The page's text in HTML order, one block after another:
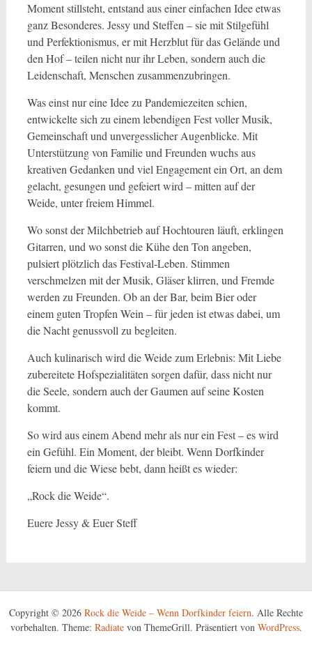
Moment stillsteht, entstand aus einer einfachen Idee etwas
ganz Besonderes. Jessy und Steffen – sie mit Stilgefühl
und Perfektionismus, er mit Herzblut für das Gelände und
den Hof – teilen nicht nur ihr Leben, sondern auch die
Leidenschaft, Menschen zusammenzubringen.
Was einst nur eine Idee zu Pandemiezeiten schien,
entwickelte sich zu einem lebendigen Fest voller Musik,
Gemeinschaft und unvergesslicher Augenblicke. Mit
Unterstützung von Familie und Freunden wuchs aus
kreativen Gedanken und viel Engagement ein Ort, an dem
gelacht, gesungen und gefeiert wird – mitten auf der
Weide, unter freiem Himmel.
Wo sonst der Milchbetrieb auf Hochtouren läuft, erklingen
Gitarren, und wo sonst die Kühe den Ton angeben,
pulsiert plötzlich das Festival-Leben. Stimmen
verschmelzen mit der Musik, Gläser klirren, und Fremde
werden zu Freunden. Ob an der Bar, beim Bier oder
einem guten Tropfen Wein – für jeden ist etwas dabei, um
die Nacht genussvoll zu begleiten.
Auch kulinarisch wird die Weide zum Erlebnis: Mit Liebe
zubereitete Hofspezialitäten sorgen dafür, dass nicht nur
die Seele, sondern auch der Gaumen auf seine Kosten
kommt.
So wird aus einem Abend mehr als nur ein Fest – es wird
ein Gefühl. Ein Moment, der bleibt. Wenn Dorfkinder
feiern und die Wiese bebt, dann heißt es wieder:
„Rock die Weide“.
Euere Jessy & Euer Steff
Copyright © 2026 Rock die Weide – Wenn Dorfkinder feiern. Alle Rechte
vorbehalten. Theme: Radiatevon ThemeGrill. Präsentiert von WordPress.